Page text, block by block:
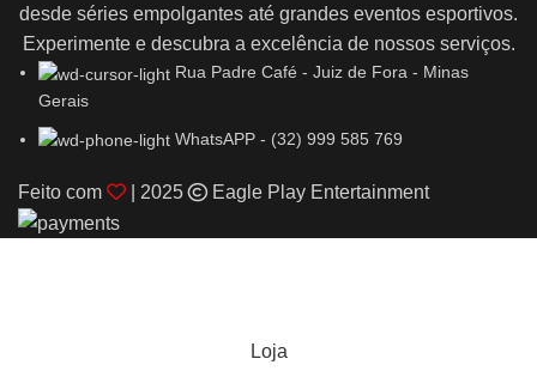
desde séries empolgantes até grandes eventos esportivos.
Experimente e descubra a excelência de nossos serviços.
Rua Padre Café - Juiz de Fora - Minas
Gerais
WhatsAPP - (32) 999 585 769
Feito com | 2025 Eagle Play Entertainment
Loja